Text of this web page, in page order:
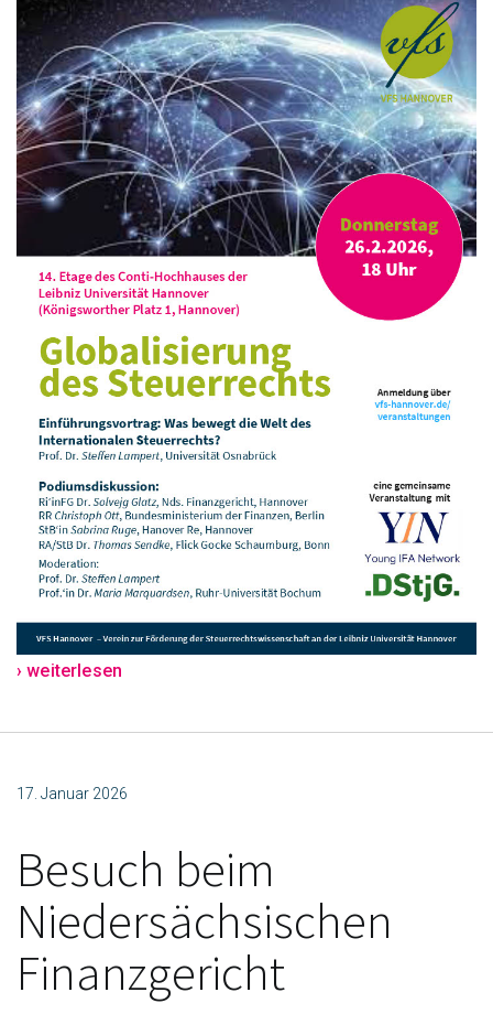
› weiterlesen
17. Januar 2026
Besuch beim
Niedersächsischen
Finanzgericht